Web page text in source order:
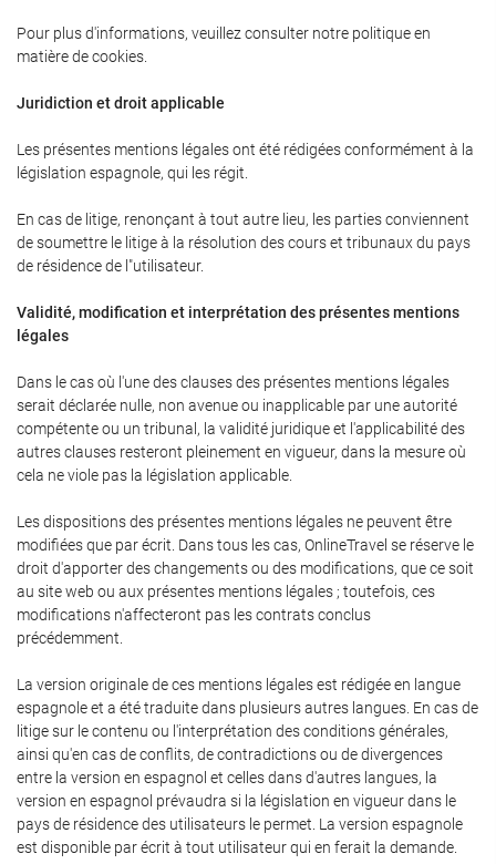
Pour plus d'informations, veuillez consulter notre politique en
matière de cookies.
Juridiction et droit applicable
Les présentes mentions légales ont été rédigées conformément à la
législation espagnole, qui les régit.
En cas de litige, renonçant à tout autre lieu, les parties conviennent
de soumettre le litige à la résolution des cours et tribunaux du pays
de résidence de l"utilisateur.
Validité, modification et interprétation des présentes mentions
légales
Dans le cas où l'une des clauses des présentes mentions légales
serait déclarée nulle, non avenue ou inapplicable par une autorité
compétente ou un tribunal, la validité juridique et l'applicabilité des
autres clauses resteront pleinement en vigueur, dans la mesure où
cela ne viole pas la législation applicable.
Les dispositions des présentes mentions légales ne peuvent être
modifiées que par écrit. Dans tous les cas, OnlineTravel se réserve le
droit d'apporter des changements ou des modifications, que ce soit
au site web ou aux présentes mentions légales ; toutefois, ces
modifications n'affecteront pas les contrats conclus
précédemment.
La version originale de ces mentions légales est rédigée en langue
espagnole et a été traduite dans plusieurs autres langues. En cas de
litige sur le contenu ou l'interprétation des conditions générales,
ainsi qu'en cas de conflits, de contradictions ou de divergences
entre la version en espagnol et celles dans d'autres langues, la
version en espagnol prévaudra si la législation en vigueur dans le
pays de résidence des utilisateurs le permet. La version espagnole
est disponible par écrit à tout utilisateur qui en ferait la demande.